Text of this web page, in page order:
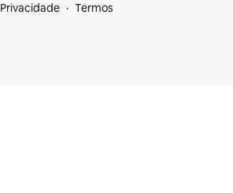
Privacidade
Termos